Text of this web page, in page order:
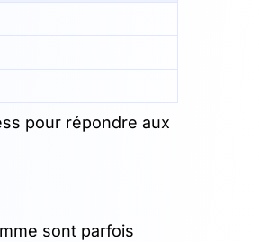
pour répondre aux
sont parfois